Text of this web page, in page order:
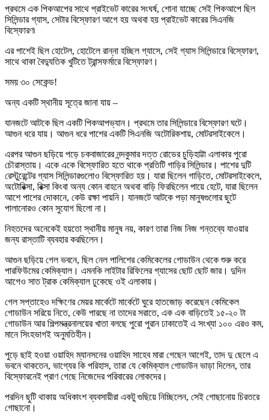
প্রথমে এক পিকআপের সাথে প্রাইভেট কারের সংঘর্ষ, শোনা যাচ্ছে সেই পিকআপে ছিল
সিলিন্ডার গ্যাস, সেটার বিস্ফোরণ আগে হয় অথবা হয় প্রাইভেট কারের সিএনজি
বিস্ফোরণ৷
এর পাশেই ছিল হোটেল, হোটেলে রান্না হচ্ছিল গ্যাসে, সেই গ্যাস সিলিন্ডারে বিস্ফোরণ,
সাথে থাকা বৈদ্যুতিক খুটিতে ট্রান্সফর্মারে বিস্ফোরণ।
সময় ৩০ সেকেন্ড!
অন্য একটি স্থানীয় সূত্রে জানা যায় –
যানজটে আটকে ছিল একটি পিকআপভ্যান। প্রথমে তার সিলিন্ডারে বিস্ফোরণ ঘটে।
আগুন ধরে যায়। আগুন ধরে পাশের একটি সিএনজি অটোরিকশায়, মোটরসাইকেলে।
এরপর আগুন ছড়িয়ে পড়ে চকবাজারের নন্দকুমার দত্ত রোডের চুড়িহাট্টা এলাকার পুরো
চৌরাস্তায়। একে একে বিস্ফোরিত হতে থাকে প্রতিটি গাড়ির সিলিন্ডার। পাশের দুটি
রেস্টুরেন্টের গ্যাস সিলিন্ডারগুলোও বিস্ফোরিত হয়। যারা ছিলেন গাড়িতে, মোটরসাইকেলে,
অটোরিক্সা, রিক্সা কিংবা অন্য কোন বাহনে অথবা বাড়ি ফিরছিলেন পায়ে হেটে, যারা ছিলেন
আশে পাশের দোকানে, কেউ রক্ষা পায়নি। যানজটে আটকে পড়া মানুষগুলোর ছুটে
পালানোরও কোন সুযোগ ছিলো না।
নিহতদের অনেকেই হয়তো স্থানীয় মানুষ নয়, কারণ তারা নিজ নিজ গন্তব্যে যাওয়ার
জন্য রাস্তাটি ব্যবহার করছিলেন।
আগুন ছড়িয়ে গেল ভবনে, ছিল নেল পালিশের কেমিকেলের গোডাউন থেকে শুরু করে
পারফিউমের কেমিক্যাল। এমনকি লাইটার রিফিলের গ্যাসের ছোট ছোট জার। দুদিন
আগেও সাত ট্রাক কেমিক্যাল ঢুকেছে ওই এলাকায়।
গেল সপ্তাহেও দক্ষিণের মেয়র মার্কেটে মার্কেটে ঘুরে হাতজোড় করেছেন কেমিকেল
গোডাউন সরিয়ে নিতে, কেউ পারছে না তাদের সরাতে, এক এক বাড়িতেই ১৫-২০ টা
গোডাউন আর শিল্পমন্ত্রনালয়ের খাতা বলছে পুরো পুরান ঢাকাতেই এ সংখ্যা ১০০ এরও কম,
মানে সিংহভাগই অনুমতিহীন।
পুড়ে ছাই হওয়া ওয়াহিদ ম্যানসনের ওয়াহিদ সাহেব মারা গেছেন আগেই, তাদ দু ছেলে এ
ভবনে থাকতেন, ভাগ্যের কি পরিহাস, তারা যে কেমিক্যাল গোডাউন ভাড়া দিলেন, তার
বিস্ফোরনেই প্রাণ গেছে নিজেদের পরিবারের লোকদের।
পরদিন ছুটি থাকায় অধিকাংশ ব্যবসায়ীরা একটু গুছিয়ে নিচ্ছিলেন, সেই গোছানোয় চিরতরে
গোছানো।